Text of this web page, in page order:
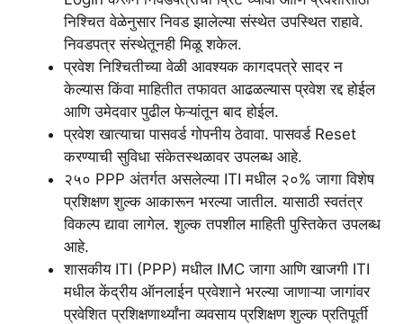
निश्चित वेळेनुसार निवड झालेल्या संस्थेत उपस्थित राहावे.
निवडपत्र संस्थेतूनही मिळू शकेल.
प्रवेश निश्चितीच्या वेळी आवश्यक कागदपत्रे सादर न
केल्यास किंवा माहितीत तफावत आढळल्यास प्रवेश रद्द होईल
आणि उमेदवार पुढील फेऱ्यांतून बाद होईल.
प्रवेश खात्याचा पासवर्ड गोपनीय ठेवावा. पासवर्ड Reset
करण्याची सुविधा संकेतस्थळावर उपलब्ध आहे.
२५० PPP अंतर्गत असलेल्या ITI मधील २०% जागा विशेष
प्रशिक्षण शुल्क आकारून भरल्या जातील. यासाठी स्वतंत्र
विकल्प द्यावा लागेल. शुल्क तपशील माहिती पुस्तिकेत उपलब्ध
आहे.
शासकीय ITI (PPP) मधील IMC जागा आणि खाजगी ITI
मधील केंद्रीय ऑनलाईन प्रवेशाने भरल्या जाणाऱ्या जागांवर
प्रवेशित प्रशिक्षणार्थ्यांना व्यवसाय प्रशिक्षण शुल्क प्रतिपूर्ती